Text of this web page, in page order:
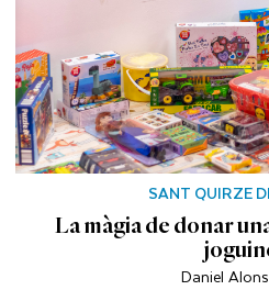
SANT QUIRZE
La màgia de donar
Daniel